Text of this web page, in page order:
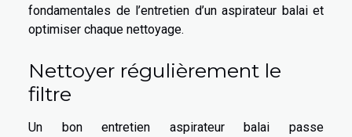
fondamentales de l’entretien d’un aspirateur balai et
optimiser chaque nettoyage.
Nettoyer régulièrement le
filtre
Un bon entretien aspirateur balai passe